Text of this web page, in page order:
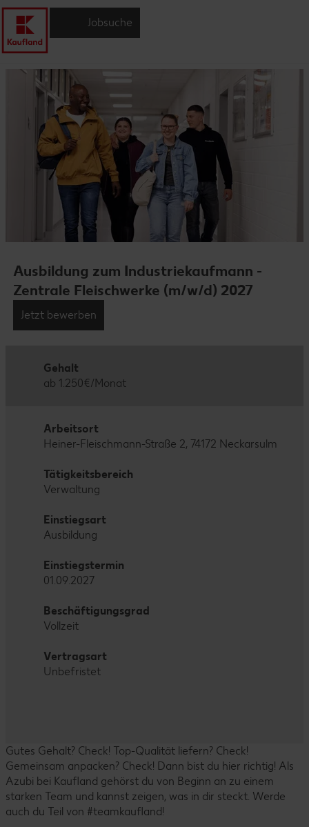
Jobsuche
Ausbildung zum Industriekaufmann -
Zentrale Fleischwerke (m/w/d) 2027
Jetzt bewerben
Gehalt
ab 1.250€/Monat
Arbeitsort
Heiner-Fleischmann-Straße 2, 74172 Neckarsulm
Tätigkeitsbereich
Verwaltung
Einstiegsart
Ausbildung
Einstiegstermin
01.09.2027
Beschäftigungsgrad
Vollzeit
Vertragsart
Unbefristet
Gutes Gehalt? Check! Top-Qualität liefern? Check!
Gemeinsam anpacken? Check! Dann bist du hier richtig! Als
Azubi bei Kaufland gehörst du von Beginn an zu einem
starken Team und kannst zeigen, was in dir steckt. Werde
auch du Teil von #teamkaufland!